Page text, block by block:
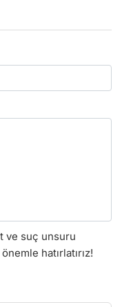
ve suç unsuru
hatırlatırız!